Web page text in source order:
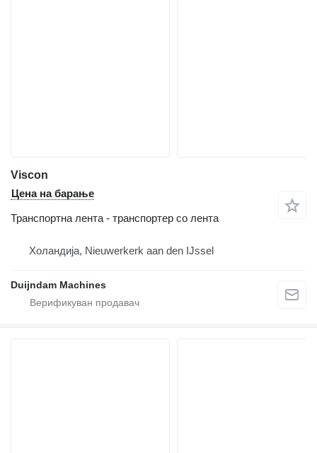
Viscon
Цена на барање
Транспортна лента - транспортер со лента
Холандија, Nieuwerkerk aan den IJssel
Duijndam Machines